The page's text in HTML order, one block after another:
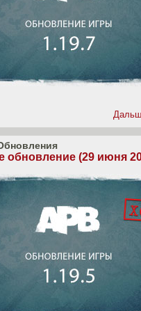
обновление (29 июня